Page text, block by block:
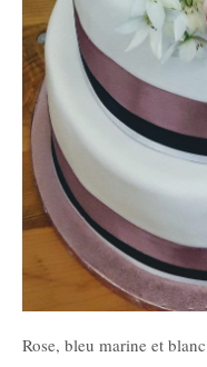
Rose, bleu marine et